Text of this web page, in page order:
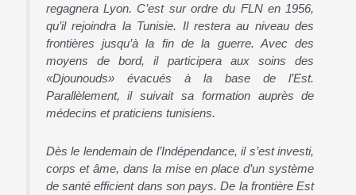
regagnera Lyon. C’est sur ordre du FLN en 1956,
qu’il rejoindra la Tunisie. Il restera au niveau des
frontières jusqu’à la fin de la guerre. Avec des
moyens de bord, il participera aux soins des
«Djounouds» évacués à la base de l’Est.
Parallèlement, il suivait sa formation auprès de
médecins et praticiens tunisiens.
Dès le lendemain de l’Indépendance, il s’est investi,
corps et âme, dans la mise en place d’un système
de santé efficient dans son pays. De la frontière Est